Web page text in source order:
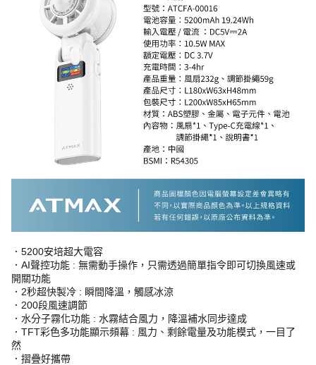
．5200安培超大電容
．AI聲控功能 : 無需動手操作，只需透過簡單指令即可切換風速或
開關功能
．2秒超快製冷 : 瞬間降溫，觸感冰涼
．200段風速調節
．水分子霧化功能 : 水霧結合風力，降溫補水同步達成
．TFT彩色多功能顯示頻幕 : 風力、剩餘電量及功能模式，一目了
然
．摺疊好攜帶